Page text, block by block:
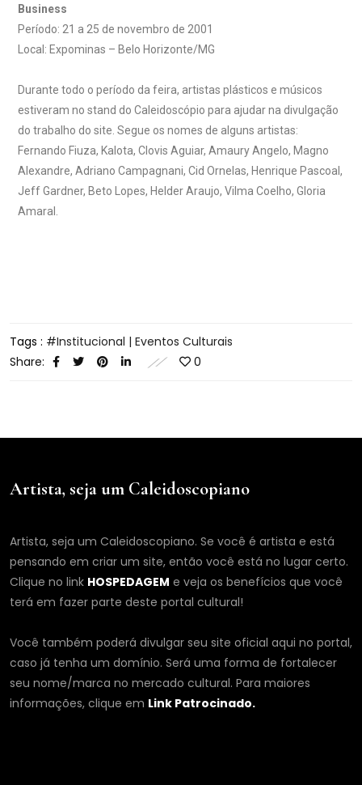
Business
Período: 21 a 25 de novembro de 2001
Local: Expominas – Belo Horizonte/MG
Durante todo o período da feira, artistas plásticos e músicos
estiveram no stand do Caleidoscópio para ajudar na divulgação
do trabalho do site. Segue os nomes de alguns artistas:
Fernando Fiuza, Kalota, Clovis Aguiar, Amaury Angelo, Magno
Alexandre, Adriano Campagnani, Cid Ornelas, Henrique Pascoal,
Jeff Gardner, Beto Lopes, Helder Araujo, Vilma Coelho, Gloria
Amaral.
Tags :
Institucional | Eventos Culturais
Share:
0
Artista, seja um Caleidoscopiano
Artista, seja um Caleidoscopiano. Se você é artista e está
pensando em criar um site, então você está no lugar certo.
Clique no link HOSPEDAGEM e veja os benefícios que você
terá em fazer parte deste portal cultural!
Você também poderá divulgar seu site oficial aqui no portal,
caso já tenha um domínio. Será uma forma de fortalecer
seu nome/marca no mercado cultural. Para maiores
informações, clique em Link Patrocinado.